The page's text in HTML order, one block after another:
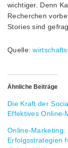
wichtiger. Denn
Recherchen
Stories sind
Quelle:
Ähnliche Beiträge
Die Kraft der
Effektives Online-
Online-Marketing:
Erfolgsstrategien